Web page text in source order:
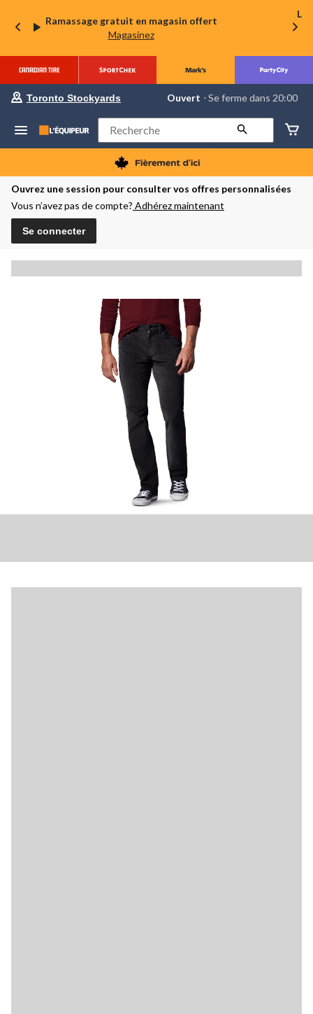
Ramassage gratuit en magasin offert
Magasinez
La
votre
préféré
Toronto
Stockyards,
courament
Ouvert,
Se
dans
changer
Toronto Stockyards Ouvert ⋅ Se ferme dans 20:00
Rechercher
Ouvrez une session pour consulter vos offres personnalisées
Vous n’avez pas de compte? Adhérez maintenant
Se connecter